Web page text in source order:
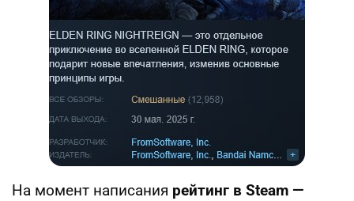
На момент написания рейтинг в Steam —